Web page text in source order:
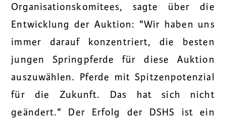
Organisationskomitees, sagte über die
Entwicklung der Auktion: "Wir haben uns
immer darauf konzentriert, die besten
jungen Springpferde für diese Auktion
auszuwählen. Pferde mit Spitzenpotenzial
für die Zukunft. Das hat sich nicht
geändert." Der Erfolg der DSHS ist ein